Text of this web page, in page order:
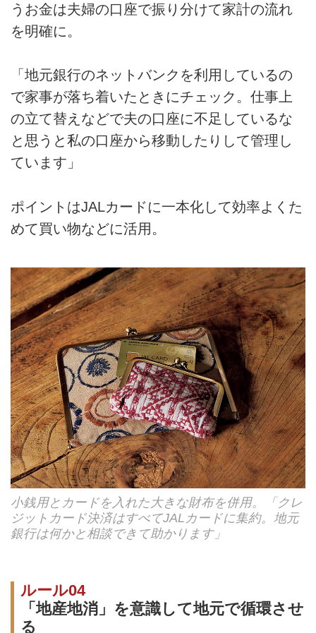
うお金は夫婦の口座で振り分けて家計の流れ
を明確に。
「地元銀行のネットバンクを利用しているの
で家事が落ち着いたときにチェック。仕事上
の立て替えなどで夫の口座に不足しているな
と思うと私の口座から移動したりして管理し
ています」
ポイントはJALカードに一本化して効率よくた
めて買い物などに活用。
小銭用とカードを入れた大きな財布を併用。「クレ
ジットカード決済はすべてJALカードに集約。地元
銀行は何かと相談できて助かります」
ルール04
「地産地消」を意識して地元で循環させ
る